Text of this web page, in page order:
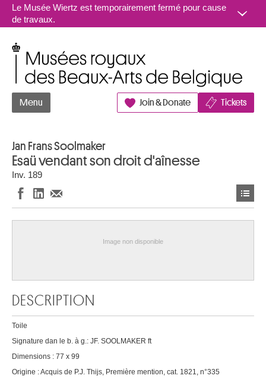
Aller au contenu
Le Musée Wiertz est temporairement fermé pour cause
de travaux.
Menu Join & Donate Tickets
Jan Frans Soolmaker
Esaü vendant son droit d'aînesse
Inv. 189
Image non disponible
DESCRIPTION
Toile
Signature dan le b. à g.: JF. SOOLMAKER ft
Dimensions : 77 x 99
Origine : Acquis de P.J. Thijs, Première mention, cat. 1821, n°335